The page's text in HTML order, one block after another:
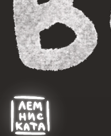
ИП Бушнева Полина Борисовна
ИНН 312338936302
ОГРНИП 323784700272291